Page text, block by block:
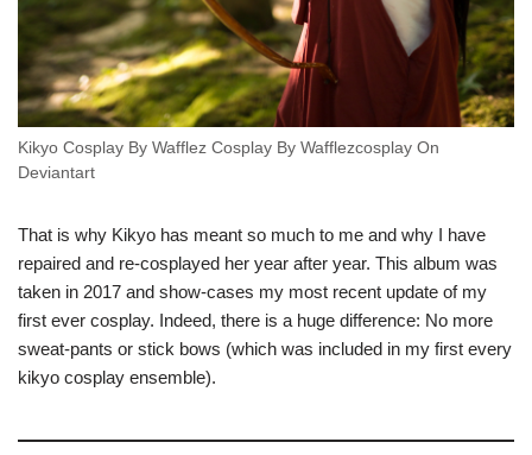
Kikyo Cosplay By Wafflez Cosplay By Wafflezcosplay On
Deviantart
That is why Kikyo has meant so much to me and why I have
repaired and re-cosplayed her year after year. This album was
taken in 2017 and show-cases my most recent update of my
first ever cosplay. Indeed, there is a huge difference: No more
sweat-pants or stick bows (which was included in my first every
kikyo cosplay ensemble).